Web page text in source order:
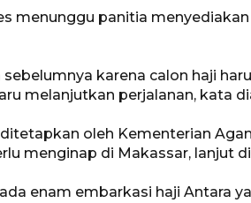
menunggu panitia
karena calon haji
melanjutkan perjalanan, kata
oleh Kementerian
menginap di Makassar, lanjut
enam embarkasi haji Antara